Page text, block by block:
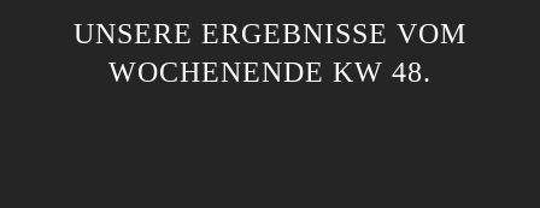
UNSERE ERGEBNISSE VOM
WOCHENENDE KW 48.